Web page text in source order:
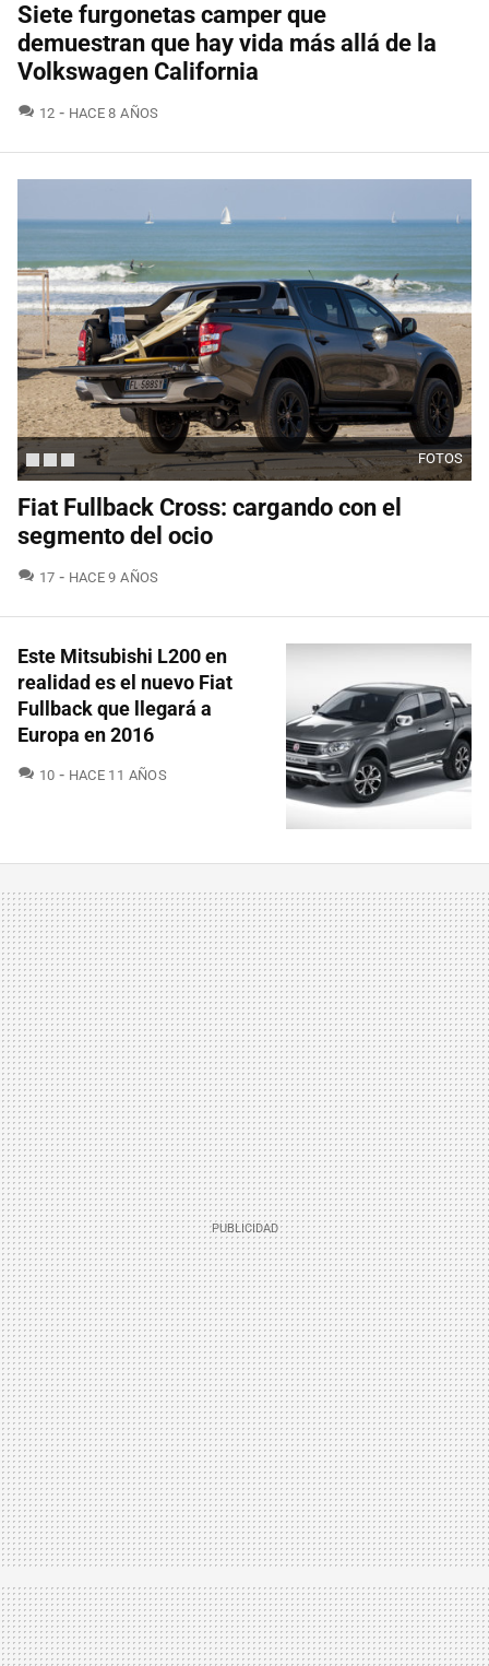
Siete furgonetas camper que
demuestran que hay vida más allá de la
Volkswagen California
12 COMENTARIOS
HACE 8 AÑOS
FOTOS
Fiat Fullback Cross: cargando con el
segmento del ocio
17 COMENTARIOS
HACE 9 AÑOS
Este Mitsubishi L200 en
realidad es el nuevo Fiat
Fullback que llegará a
Europa en 2016
10 COMENTARIOS
HACE 11 AÑOS